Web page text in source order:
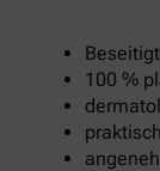
100 %